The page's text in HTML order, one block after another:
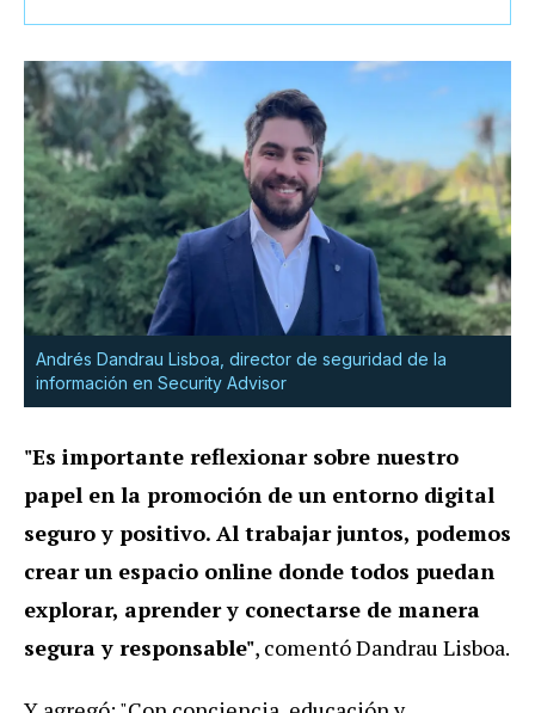
Andrés Dandrau Lisboa, director de seguridad de la
información en Security Advisor
"Es importante reflexionar sobre nuestro
papel en la promoción de un entorno digital
seguro y positivo. Al trabajar juntos, podemos
crear un espacio online donde todos puedan
explorar, aprender y conectarse de manera
segura y responsable", comentó Dandrau Lisboa.